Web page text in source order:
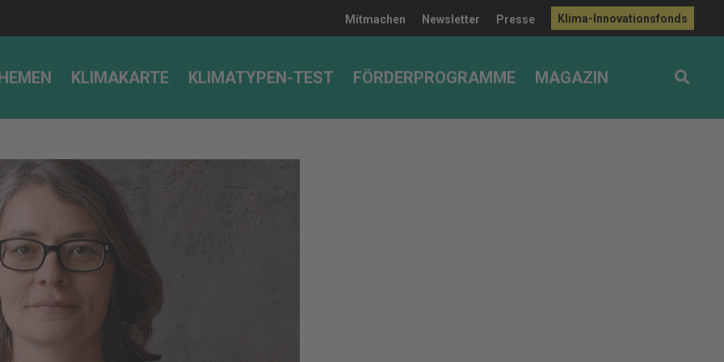
Mitmachen Newsletter Presse Klima-Innovationsfonds
KLIMAKARTE KLIMATYPEN-TEST FÖRDERPROGRAMME MAGAZIN